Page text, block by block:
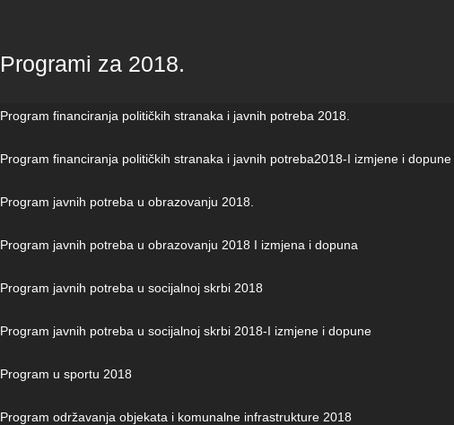
Programi za 2018.
Program financiranja političkih stranaka i javnih potreba 2018.
Program financiranja političkih stranaka i javnih potreba2018-I izmjene i dopune
Program javnih potreba u obrazovanju 2018.
Program javnih potreba u obrazovanju 2018 I izmjena i dopuna
Program javnih potreba u socijalnoj skrbi 2018
Program javnih potreba u socijalnoj skrbi 2018-I izmjene i dopune
Program u sportu 2018
Program održavanja objekata i komunalne infrastrukture 2018